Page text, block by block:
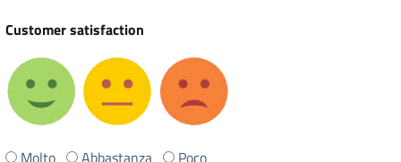
Customer satisfaction
Ti Molto Abbastanza
Poco